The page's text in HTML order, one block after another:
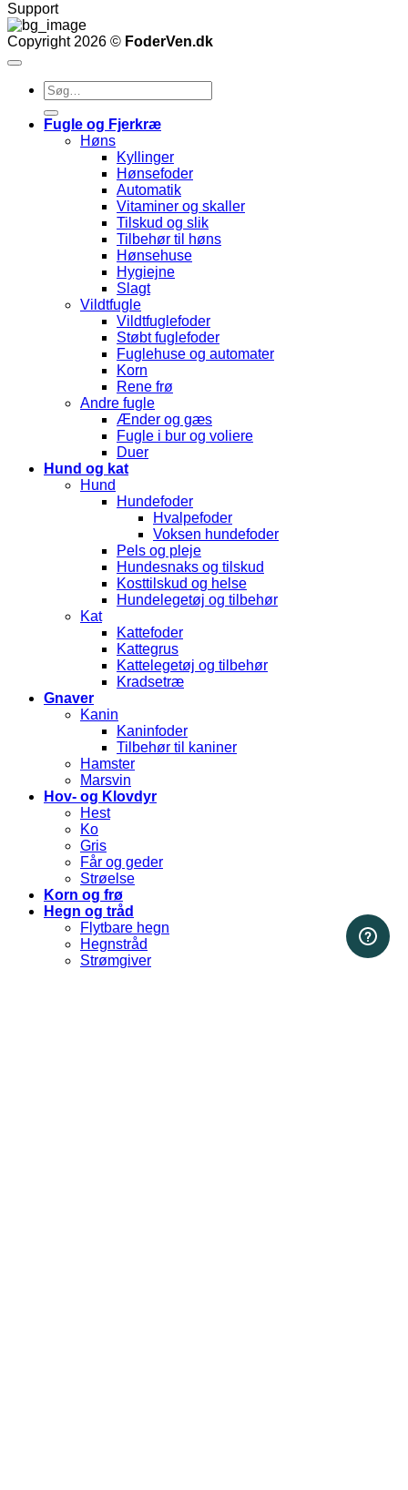
Support
Copyright 2026 © FoderVen.dk
Søg
efter:
Fugle og Fjerkræ
Høns
Kyllinger
Hønsefoder
Automatik
Vitaminer og skaller
Tilskud og slik
Tilbehør til høns
Hønsehuse
Hygiejne
Slagt
Vildtfugle
Vildtfuglefoder
Støbt fuglefoder
Fuglehuse og automater
Korn
Rene frø
Andre fugle
Ænder og gæs
Fugle i bur og voliere
Duer
Hund og kat
Hund
Hundefoder
Hvalpefoder
Voksen hundefoder
Pels og pleje
Hundesnaks og tilskud
Kosttilskud og helse
Hundelegetøj og tilbehør
Kat
Kattefoder
Kattegrus
Kattelegetøj og tilbehør
Kradsetræ
Gnaver
Kanin
Kaninfoder
Tilbehør til kaniner
Hamster
Marsvin
Hov- og Klovdyr
Hest
Ko
Gris
Får og geder
Strøelse
Korn og frø
Hegn og tråd
Flytbare hegn
Hegnstråd
Strømgiver